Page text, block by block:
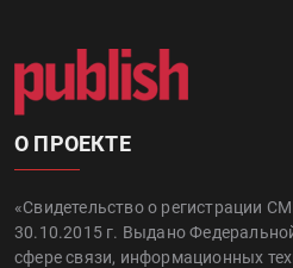
О ПРОЕКТЕ
«Свидетельство о регистрации
30.10.2015 г. Выдано
сфере связи, информационных